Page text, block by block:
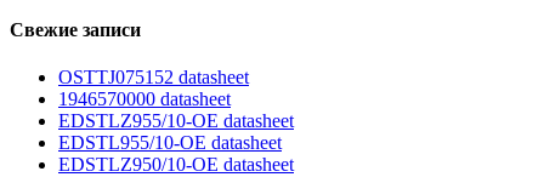
Свежие записи
OSTTJ075152 datasheet
1946570000 datasheet
EDSTLZ955/10-OE datasheet
EDSTL955/10-OE datasheet
EDSTLZ950/10-OE datasheet